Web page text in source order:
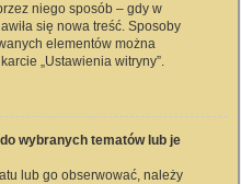
niego sposób – gdy w
się nowa treść. Sposoby
elementów można
„Ustawienia witryny”.
wybranych tematów lub je
lub go obserwować, należy